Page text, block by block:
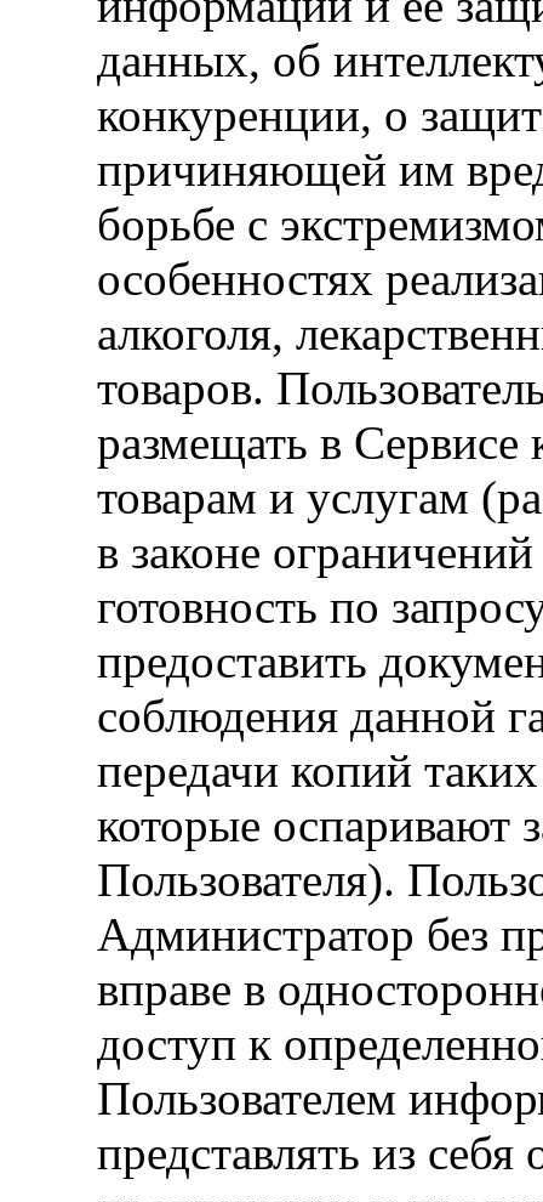
данных, об
конкуренции, о
причиняющей им
борьбе с
особенностях
алкоголя,
товаров.
размещать в
товарам и услугам
в законе
готовность по
предоставить
соблюдения данной
передачи копий
которые оспаривают
Пользователя).
Администратор без
вправе в
доступ к
Пользователем
представлять из